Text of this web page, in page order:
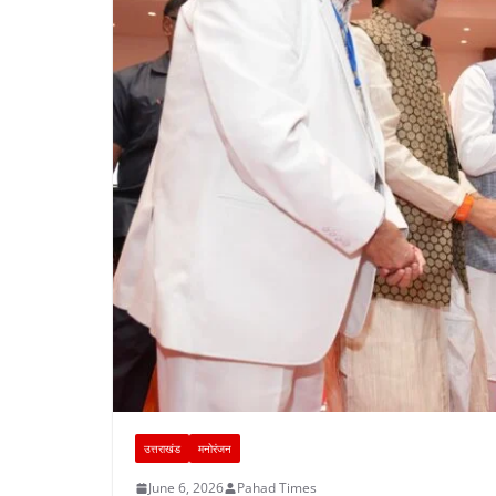
उत्तराखंड मनोरंजन
June 6, 2026 Pahad Times